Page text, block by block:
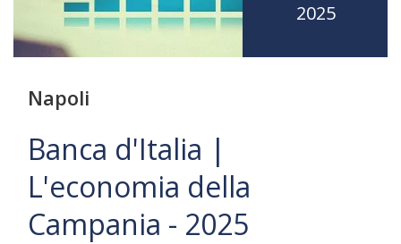
2025
Napoli
Banca d'Italia |
L'economia della
Campania - 2025